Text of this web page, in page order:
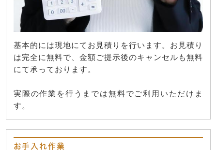
基本的には現地にてお見積りを行います。お見積り
は完全に無料で、金額ご提示後のキャンセルも無料
にて承っております。
実際の作業を行うまでは無料でご利用いただけま
す。
お手入れ作業